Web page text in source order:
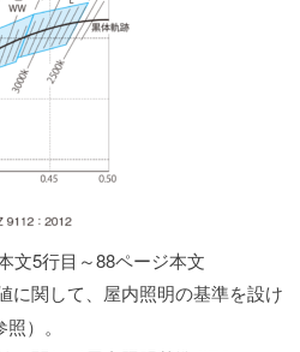
5行目～88ページ本文
に関して、屋内照明の基準を設け
）。